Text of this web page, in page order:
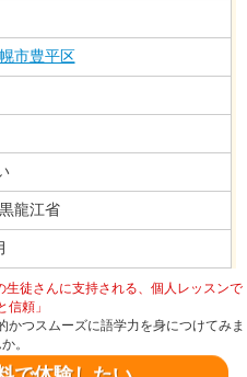
市豊平区
龍江省
生徒さんに支持される、個人レッスンで
信頼」
つスムーズに語学力を身につけてみま
。